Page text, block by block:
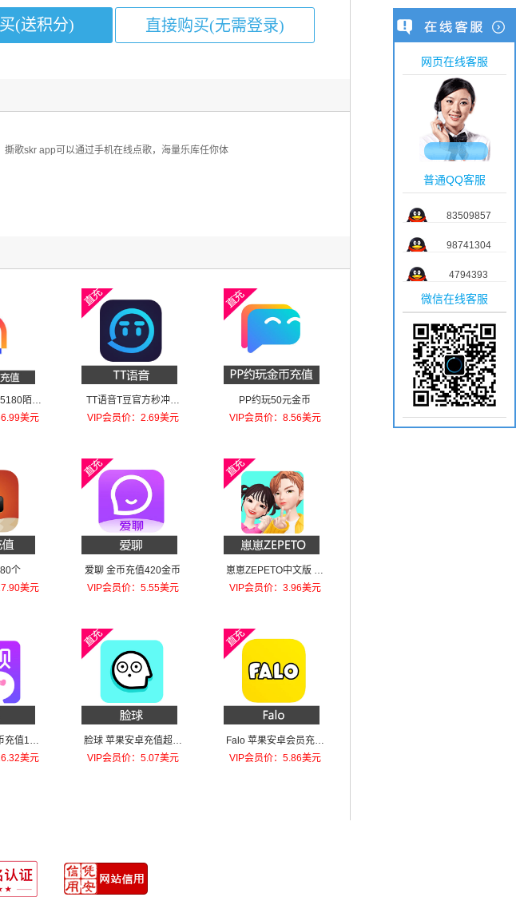
歌skr app可以通过手机在线点歌，海量乐库任你体
陌陌
美元
TT语音T豆官方秒冲秒
到10元T豆
VIP会员价：2.69美元
PP约玩50元金币
VIP会员价：8.56美元
个
美元
爱聊 金币充值420金币
VIP会员价：5.55美元
崽崽ZEPETO中文版 红
钻 金币 充值36红钻
VIP会员价：3.96美元
充值1个
美元
脸球 苹果安卓充值超级
黄钻1个月
VIP会员价：5.07美元
Falo 苹果安卓会员充值
VIP-1个月
VIP会员价：5.86美元
网页在线客服
普通QQ客服
83509857
98741304
4794393
微信在线客服